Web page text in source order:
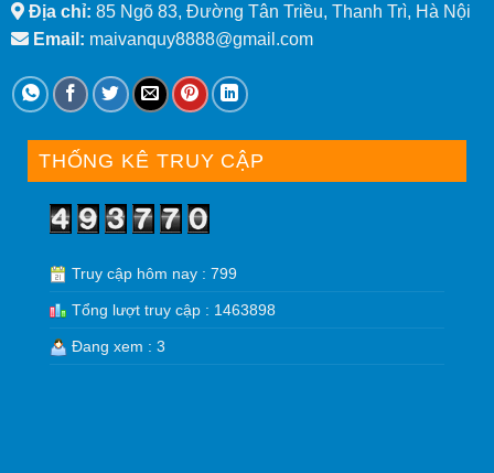
Địa chỉ: 85 Ngõ 83, Đường Tân Triều, Thanh Trì, Hà Nội
Email: maivanquy8888@gmail.com
THỐNG KÊ TRUY CẬP
Truy cập hôm nay : 799
Tổng lượt truy cập : 1463898
Đang xem : 3